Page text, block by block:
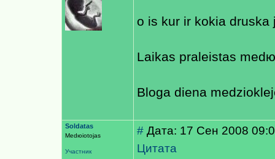
o is kur ir kokia
Laikas praleistas
Bloga diena
Soldatas
Medюiotojas
Участник
# Дата: 17 Сен 2008
Цитата